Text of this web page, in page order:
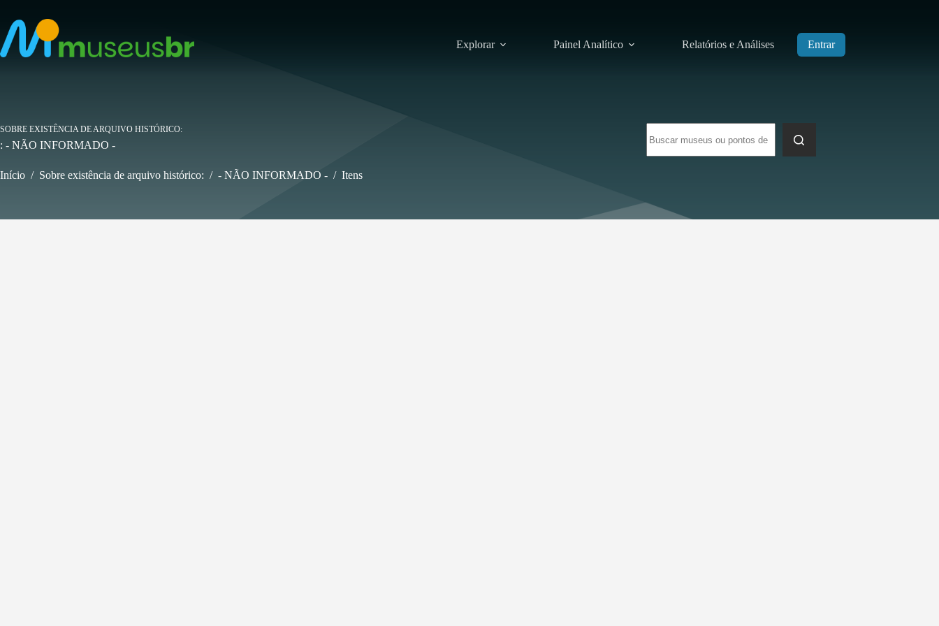
para
conteúdo
Explorar Painel Analítico Relatórios e Análises Entrar
resultados
SOBRE EXISTÊNCIA DE ARQUIVO HISTÓRICO
: - NÃO INFORMADO -
Início / Sobre existência de arquivo histórico: / - NÃO INFORMADO - / Itens